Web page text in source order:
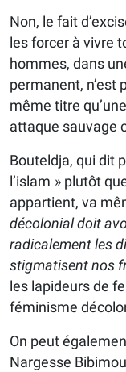
Non, le fait
les forcer à vivre
hommes, dans
permanent, n’est
même titre
attaque sauvage
Bouteldja, qui dit
l’islam » plutôt
appartient, va
décolonial doit
radicalement les
stigmatisent nos
les lapideurs de
féminisme
On peut
Nargesse